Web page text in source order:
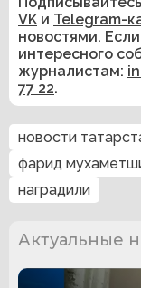
VK и Telegram-
новостями.
интересного
журналистам:
77 22.
новости
фарид
наградили
Актуальные